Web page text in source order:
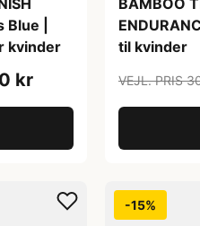
|
kvinder
kr
BAMBOO
til kvinder
VEJL. PRIS
-15%